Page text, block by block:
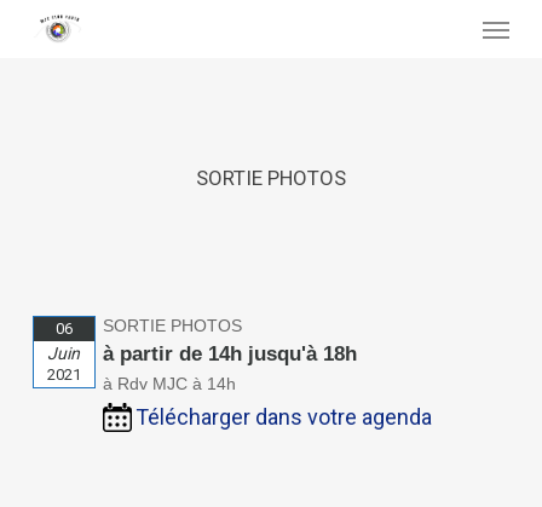
SORTIE PHOTOS
06
Juin
2021
SORTIE PHOTOS
à partir de 14h jusqu'à 18h
à Rdv MJC à 14h
Télécharger dans votre agenda